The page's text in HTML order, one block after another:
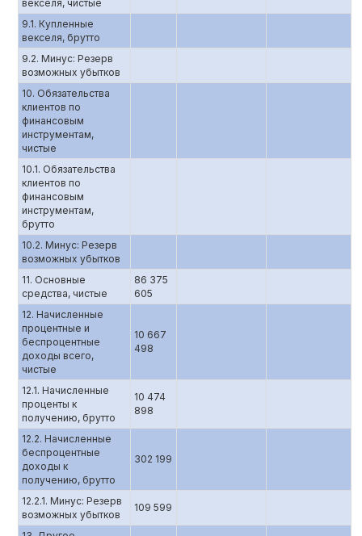
векселя, чистые
9.1. Купленные
векселя, брутто
9.2. Минус: Резерв
возможных убытков
10. Обязательства
клиентов по
финансовым
инструментам,
чистые
10.1. Обязательства
клиентов по
финансовым
инструментам,
брутто
10.2. Минус: Резерв
возможных убытков
11. Основные
средства, чистые
86 375
605
12. Начисленные
процентные и
беспроцентные
доходы всего,
чистые
10 667
498
12.1. Начисленные
проценты к
получению, брутто
10 474
898
12.2. Начисленные
беспроцентные
доходы к
получению, брутто
302 199
12.2.1. Минус: Резерв
возможных убытков
109 599